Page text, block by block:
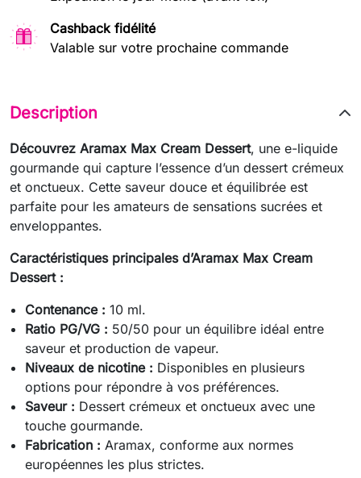
Cashback fidélité
Valable sur votre prochaine commande
Description
Découvrez Aramax Max Cream Dessert, une e-liquide
gourmande qui capture l’essence d’un dessert crémeux
et onctueux. Cette saveur douce et équilibrée est
parfaite pour les amateurs de sensations sucrées et
enveloppantes.
Caractéristiques principales d’Aramax Max Cream
Dessert :
Contenance : 10 ml.
Ratio PG/VG : 50/50 pour un équilibre idéal entre
saveur et production de vapeur.
Niveaux de nicotine : Disponibles en plusieurs
options pour répondre à vos préférences.
Saveur : Dessert crémeux et onctueux avec une
touche gourmande.
Fabrication : Aramax, conforme aux normes
européennes les plus strictes.